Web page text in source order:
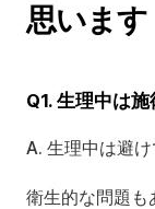
思います
Q1. 生理中は
A. 生理中は避け
衛生的な問題も